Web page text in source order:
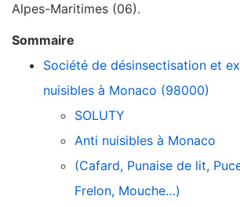
Alpes-Maritimes (06).
Sommaire
Société de désinsectisation et
nuisibles à Monaco (98000)
SOLUTY
Anti nuisibles à Monaco
(Cafard, Punaise de lit,
Frelon, Mouche…)